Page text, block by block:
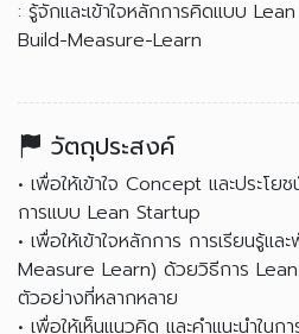
: รู้จักและเข้าใจหลักการคิดแบบ
Build-Measure-Learn
วัตถุประสงค์
• เพื่อให้เข้าใจ Concept และประโ
การแบบ Lean Startup
• เพื่อให้เข้าใจหลักการ การเรียนรู้
Measure Learn) ด้วยวิธีการ
ตัวอย่างที่หลากหลาย
• เพื่อให้เห็นแนวคิด และคำแนะนำใน